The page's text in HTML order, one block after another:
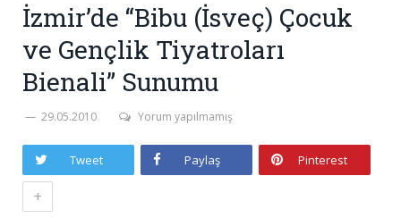
İzmir’de “Bibu (İsveç) Çocuk
ve Gençlik Tiyatroları
Bienali” Sunumu
29.05.2010 Yorum yapılmamış
Tweet Paylaş Pinterest
+